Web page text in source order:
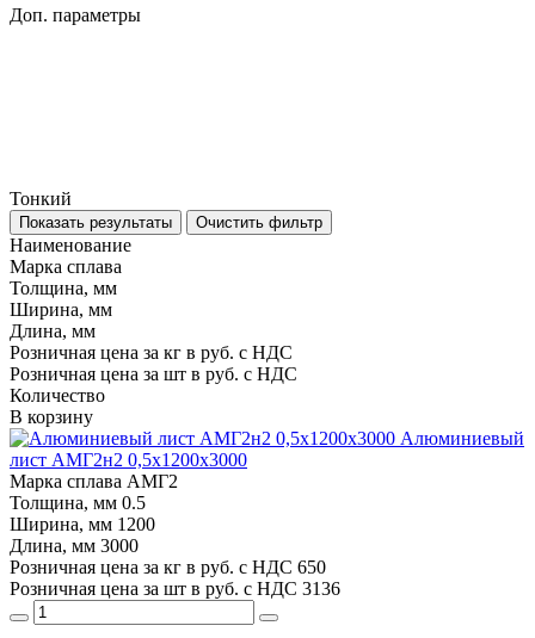
Доп. параметры
Тонкий
Показать результаты Очистить фильтр
Наименование
Марка сплава
Толщина, мм
Ширина, мм
Длина, мм
Розничная цена за кг в руб. с НДС
Розничная цена за шт в руб. с НДС
Количество
В корзину
Алюминиевый
лист АМГ2н2 0,5х1200х3000
Марка сплава АМГ2
Толщина, мм 0.5
Ширина, мм 1200
Длина, мм 3000
Розничная цена за кг в руб. с НДС 650
Розничная цена за шт в руб. с НДС 3136